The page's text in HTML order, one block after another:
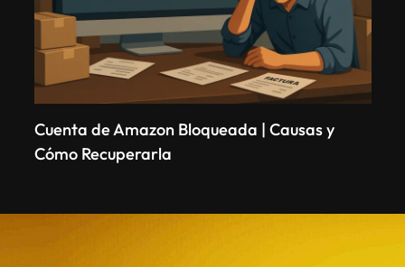
Cuenta de Amazon Bloqueada | Causas y
Cómo Recuperarla